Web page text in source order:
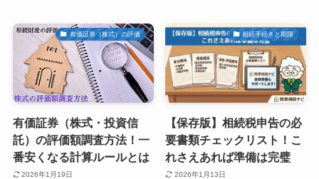
有価証券（株式）の評価
有価証券（株式・投資信
託）の評価額調査方法！一
番安くなる計算ルールとは
2026年1月19日
相続手続きと期限
【保存版】相続税申告の必
要書類チェックリスト！こ
れさえあれば準備は完璧
2026年1月13日